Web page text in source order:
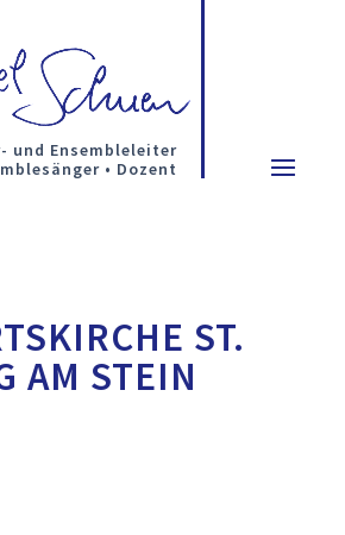
und Ensembleleiter
• Dozent
ST.
AM STEIN